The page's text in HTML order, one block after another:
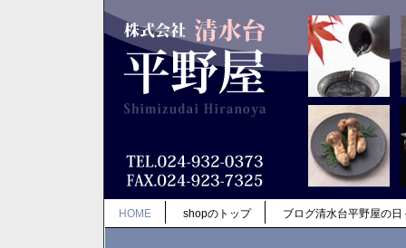
HOME shopのトップ ブログ清水台平野屋の日